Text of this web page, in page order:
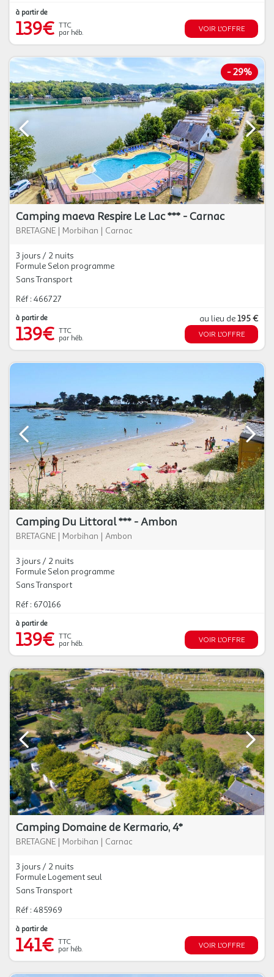
à partir de
139€ TTC
par héb.
VOIR L'OFFRE
- 29%
Camping maeva Respire Le Lac *** - Carnac
BRETAGNE | Morbihan | Carnac
3 jours / 2 nuits
Formule Selon programme
Sans Transport
Réf : 466727
à partir de
139€ TTC
par héb.
au lieu de195 €
VOIR L'OFFRE
Camping Du Littoral *** - Ambon
BRETAGNE | Morbihan | Ambon
3 jours / 2 nuits
Formule Selon programme
Sans Transport
Réf : 670166
à partir de
139€ TTC
par héb.
VOIR L'OFFRE
Camping Domaine de Kermario, 4*
BRETAGNE | Morbihan | Carnac
3 jours / 2 nuits
Formule Logement seul
Sans Transport
Réf : 485969
à partir de
141€ TTC
par héb.
VOIR L'OFFRE